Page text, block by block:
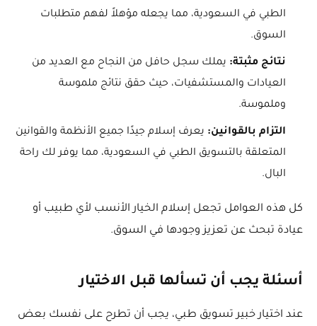
الطبي في السعودية، مما يجعله مؤهلاً لفهم متطلبات
السوق.
نتائج مثبتة: يملك سجل حافل من النجاح مع العديد من
العيادات والمستشفيات، حيث حقق نتائج ملموسة
وملموسة.
التزام بالقوانين: يعرف إسلام جيدًا جميع الأنظمة والقوانين
المتعلقة بالتسويق الطبي في السعودية، مما يوفر لك راحة
البال.
كل هذه العوامل تجعل إسلام الخيار الأنسب لأي طبيب أو
عيادة تبحث عن تعزيز وجودها في السوق.
أسئلة يجب أن تسألها قبل الاختيار
عند اختيار خبير تسويق طبي، يجب أن تطرح على نفسك بعض